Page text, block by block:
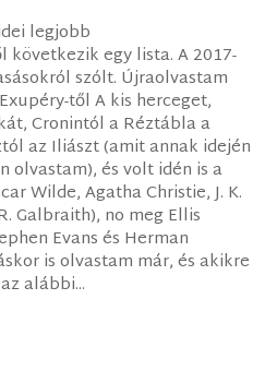
legjobb
következik egy lista. A 2017-
szólt. Újraolvastam
től A kis herceget,
Cronintól a Réztábla a
az Iliászt (amit annak idején
és volt idén is a
Wilde, Agatha Christie, J. K.
Galbraith), no meg Ellis
Evans és Herman
is olvastam már, és akikre
alábbi...